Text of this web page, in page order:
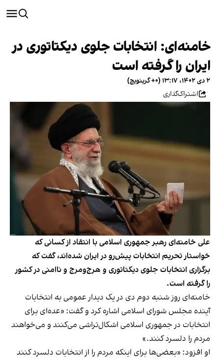
خامنه‌ای: انتخابات جلوی دیکتاتوری در
ایران را گرفته است
۲ دی ۱۴۰۲، ۱۳:۱۷ (‎+۰ گرینویچ)
اشتراک‌گذاری
علی خامنه‌ای رهبر جمهوری اسلامی با انتقاد از کسانی که
خواستار تحریم انتخابات پیش‌رو در ایران شده‌اند، گفت که
برگزاری انتخابات جلوی دیکتاتوری و هرج‌ومرج و ناامنی در کشور
را گرفته است.
خامنه‌ای روز شنبه دوم دی در یک دیدار عمومی به انتخابات
آینده مجلس شورای اسلامی اشاره کرد و گفت: «عده‌ای برای
انتخابات در جمهوری اسلامی اشکال‌تراشی می‌کنند و می‌خواهند
مردم را دلسرد کنند.»
او افزود: «بعضی‌ها برای اینکه مردم را از انتخابات دلسرد کنند